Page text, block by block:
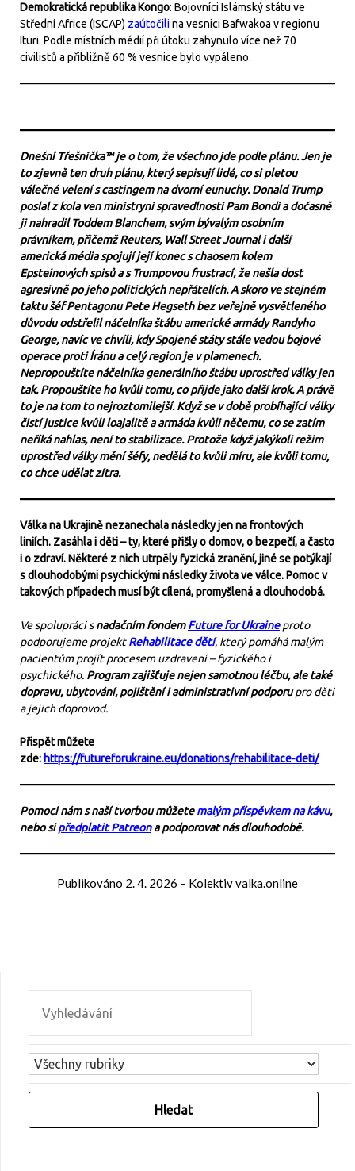
Demokratická republika Kongo: Bojovníci Islámský státu ve
Střední Africe (ISCAP) zaútočilina vesnici Bafwakoa v regionu
Ituri. Podle místních médií při útoku zahynulo více než 70
civilistů a přibližně 60 % vesnice bylo vypáleno.
Dnešní Třešnička™ je o tom, že všechno jde podle plánu. Jen je
to zjevně ten druh plánu, který sepisují lidé, co si pletou
válečné velení s castingem na dvorní eunuchy. Donald Trump
poslal z kola ven ministryni spravedlnosti Pam Bondi a dočasně
ji nahradil Toddem Blanchem, svým bývalým osobním
právníkem, přičemž Reuters, Wall Street Journal i další
americká média spojují její konec s chaosem kolem
Epsteinových spisů a s Trumpovou frustrací, že nešla dost
agresivně po jeho politických nepřátelích. A skoro ve stejném
taktu šéf Pentagonu Pete Hegseth bez veřejně vysvětleného
důvodu odstřelil náčelníka štábu americké armády Randyho
George, navíc ve chvíli, kdy Spojené státy stále vedou bojové
operace proti Íránu a celý region je v plamenech.
Nepropouštíte náčelníka generálního štábu uprostřed války jen
tak. Propouštíte ho kvůli tomu, co přijde jako další krok. A právě
to je na tom to nejroztomilejší. Když se v době probíhající války
čistí justice kvůli loajalitě a armáda kvůli něčemu, co se zatím
neříká nahlas, není to stabilizace. Protože když jakýkoli režim
uprostřed války mění šéfy, nedělá to kvůli míru, ale kvůli tomu,
co chce udělat zítra.
Válka na Ukrajině nezanechala následky jen na frontových
liniích. Zasáhla i děti – ty, které přišly o domov, o bezpečí, a často
i o zdraví. Některé z nich utrpěly fyzická zranění, jiné se potýkají
s dlouhodobými psychickými následky života ve válce. Pomoc v
takových případech musí být cílená, promyšlená a dlouhodobá.
Ve spolupráci snadačním fondemFuture for Ukraineproto
podporujeme projektRehabilitace dětí, který pomáhá malým
pacientům projít procesem uzdravení – fyzického i
psychického. Program zajišťuje nejen samotnou léčbu, ale také
dopravu, ubytování, pojištění i administrativní podporupro děti
a jejich doprovod.
Přispět můžete
zde: https://futureforukraine.eu/donations/rehabilitace-deti/
Pomoci nám s naší tvorbou můžetemalým příspěvkem na kávu,
nebo sipředplatit Patreona podporovat nás dlouhodobě.
Publikováno 2. 4. 2026 – Kolektiv valka.online